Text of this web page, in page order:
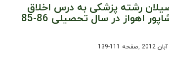
رشته پزشکی به درس اخلاق
اهواز در سال تحصیلی 86-85
,صفحه 111-139